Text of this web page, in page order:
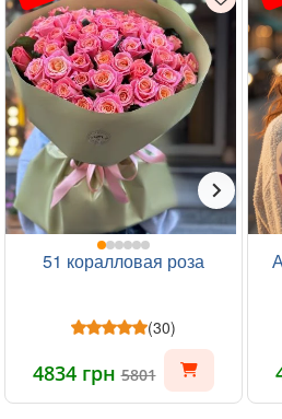
51 коралловая роза
(30)
4834 грн5801